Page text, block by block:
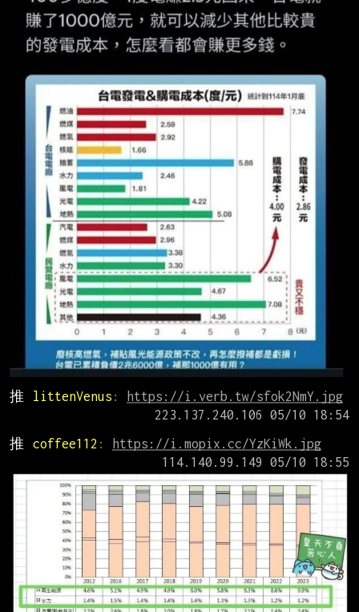
推 littenVenus :
https://i.verb.tw/sfok2NmY.jpg
推
coffee112 :
https://i.mopix.cc/YzKiWk.jpg